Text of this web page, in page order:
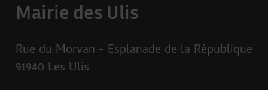
Mairie des Ulis
Rue du Morvan - Esplanade de la République
91940 Les Ulis